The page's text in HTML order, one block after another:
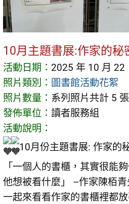
10月主題書展:作家的秘
活動日期： 2025 年 10 月 22
照片類別： 圖書館活動花絮
照片數量： 系列照片共計 5 張
發佈單位： 讀者服務組
活動說明：
10月份主題書展: 作家的
「一個人的書櫃，其實很能
他想被看什麼」 –作家陳栢青
一起來看看作家的書櫃裡都